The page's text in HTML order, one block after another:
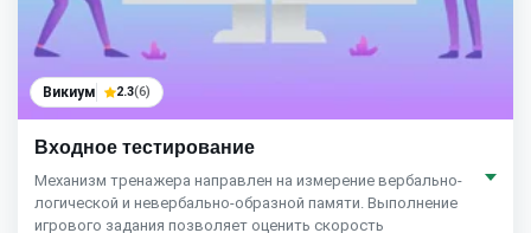
Викиум 2.3(6)
Входное тестирование
Механизм тренажера направлен на измерение вербально-
логической и невербально-образной памяти. Выполнение
игрового задания позволяет оценить скорость